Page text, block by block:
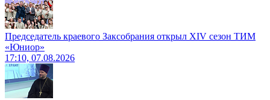
Председатель краевого Заксобрания открыл XIV сезон ТИМ
«Юниор»
17:10, 07.08.2026